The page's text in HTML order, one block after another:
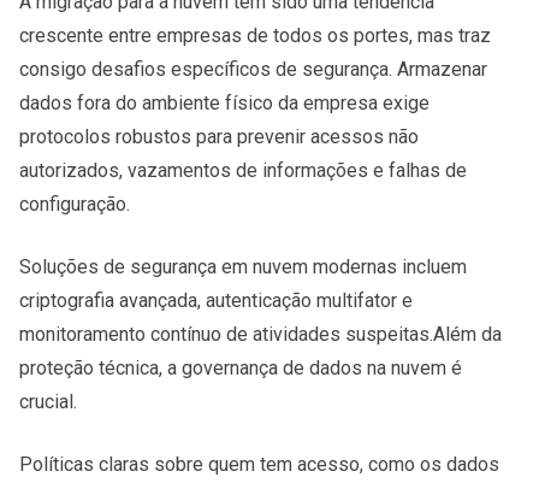
crescente entre empresas de todos os portes, mas traz
consigo desafios específicos de segurança. Armazenar
dados fora do ambiente físico da empresa exige
protocolos robustos para prevenir acessos não
autorizados, vazamentos de informações e falhas de
configuração.
Soluções de segurança em nuvem modernas incluem
criptografia avançada, autenticação multifator e
monitoramento contínuo de atividades suspeitas.Além da
proteção técnica, a governança de dados na nuvem é
crucial.
Políticas claras sobre quem tem acesso, como os dados